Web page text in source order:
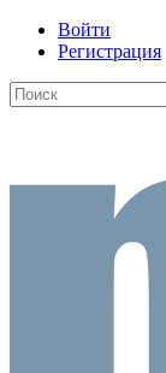
Войти
Регистрация